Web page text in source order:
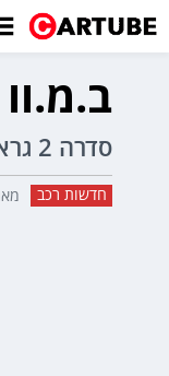
ב.מ.וו סדרה 2 גראן
סדרה 2 גראן קופה החדשה היא מתיחת פנים מקיפה במיוחד לדגם, עם עיצוב מודרני ודינאמי יותר ותא נוסעים איכותי וטכנולוגי יותר.
חדשות רכב